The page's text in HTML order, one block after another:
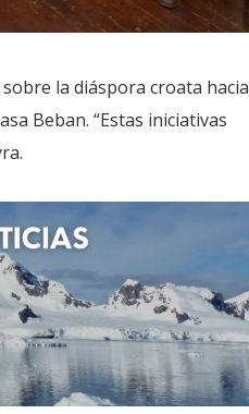
la diáspora croata hacia
Beban. “Estas iniciativas